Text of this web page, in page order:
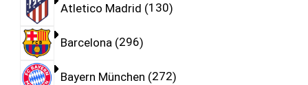
Atletico Madrid 130
Barcelona 296
Bayern München 272